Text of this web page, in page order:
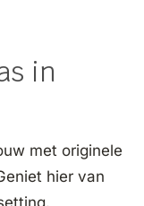
in
met originele
hier van